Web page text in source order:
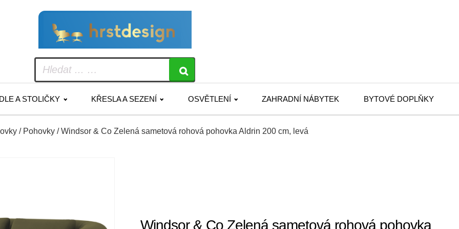
A STOLIČKY KŘESLA A SEZENÍ OSVĚTLENÍ ZAHRADNÍ NÁBYTEK BYTOVÉ DOPLŇKY
/ Pohovky / Windsor & Co Zelená sametová rohová pohovka Aldrin 200 cm, levá
Windsor & Co Zelená sametová rohová pohovka